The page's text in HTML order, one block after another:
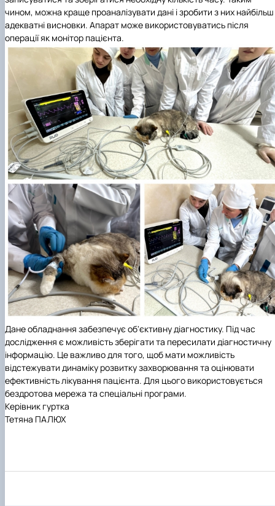
чином, можна краще проаналізувати дані і зробити з них найбільш
адекватні висновки. Апарат може використовуватись після
операції як монітор пацієнта.
Дане обладнання забезпечує об'єктивну діагностику. Під час
дослідження є можливість зберігати та пересилати діагностичну
інформацію. Це важливо для того, щоб мати можливість
відстежувати динаміку розвитку захворювання та оцінювати
ефективність лікування пацієнта. Для цього використовується
бездротова мережа та спеціальні програми.
Керівник гуртка
Тетяна ПАЛЮХ